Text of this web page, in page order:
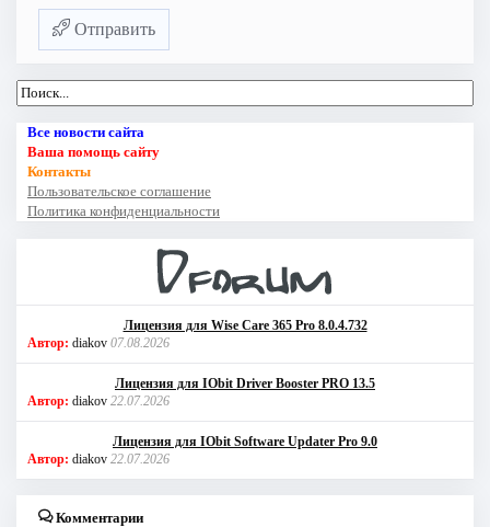
Отправить
Все новости сайта
Ваша помощь сайту
Контакты
Пользовательское соглашение
Политика конфиденциальности
Лицензия для Wise Care 365 Pro 8.0.4.732
Автор: diakov 07.08.2026
Лицензия для IObit Driver Booster PRO 13.5
Автор: diakov 22.07.2026
Лицензия для IObit Software Updater Pro 9.0
Автор: diakov 22.07.2026
Комментарии